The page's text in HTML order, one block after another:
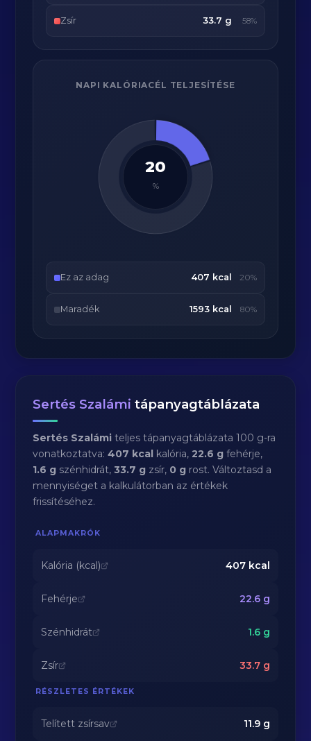
Zsír 33.7 g 58%
NAPI KALÓRIACÉL TELJESÍTÉSE
20
%
Ez az adag 407 kcal 20%
Maradék 1593 kcal 80%
Sertés Szalámi tápanyagtáblázata
Sertés Szalámi teljes tápanyagtáblázata 100 g-ra
vonatkoztatva:407 kcal kalória,22.6 g fehérje,
1.6 g szénhidrát,33.7 g zsír, 0 g rost. Változtasd a
mennyiséget a kalkulátorban az értékek
frissítéséhez.
ALAPMAKRÓK
Kalória (kcal) 407kcal
Fehérje 22.6g
Szénhidrát 1.6g
Zsír 33.7g
RÉSZLETES ÉRTÉKEK
Telített zsírsav 11.9g